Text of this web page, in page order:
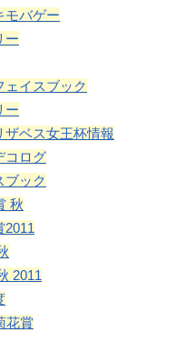
モバゲー
ー
ェイスブック
ー
ザベス女王杯情報
コログ
ブック
秋
2011
2011
花賞